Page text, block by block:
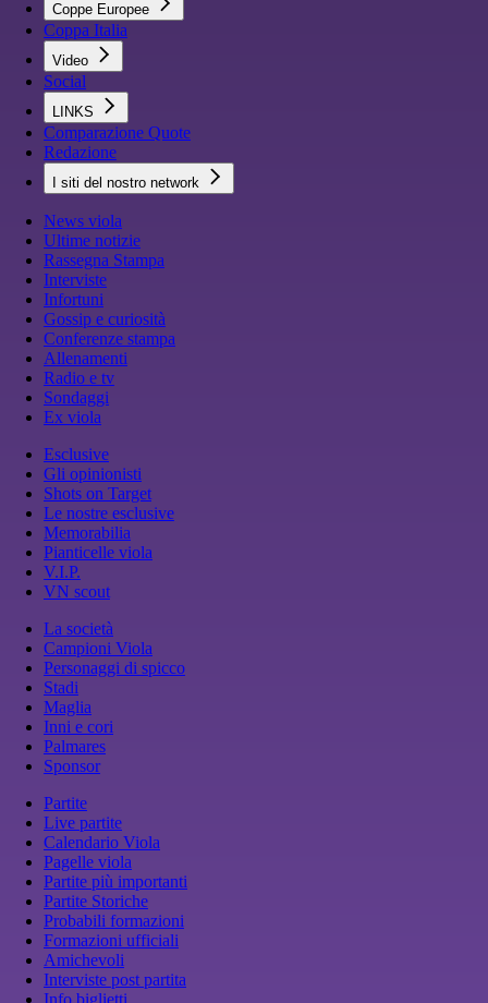
Coppe Europee
Coppa Italia
Video
Social
LINKS
Comparazione Quote
Redazione
I siti del nostro network
News viola
Ultime notizie
Rassegna Stampa
Interviste
Infortuni
Gossip e curiosità
Conferenze stampa
Allenamenti
Radio e tv
Sondaggi
Ex viola
Esclusive
Gli opinionisti
Shots on Target
Le nostre esclusive
Memorabilia
Pianticelle viola
V.I.P.
VN scout
La società
Campioni Viola
Personaggi di spicco
Stadi
Maglia
Inni e cori
Palmares
Sponsor
Partite
Live partite
Calendario Viola
Pagelle viola
Partite più importanti
Partite Storiche
Probabili formazioni
Formazioni ufficiali
Amichevoli
Interviste post partita
Info biglietti